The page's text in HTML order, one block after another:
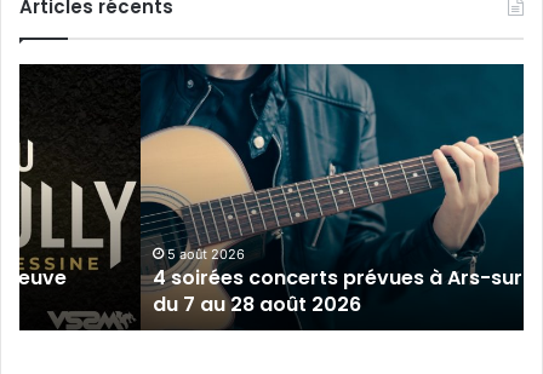
Articles récents
soirées
concerts
Ars-
sur-
Moselle
du
au
5 août 2026
4 soirées concerts prévues à Ars-sur-
du 7 au 28 août 2026